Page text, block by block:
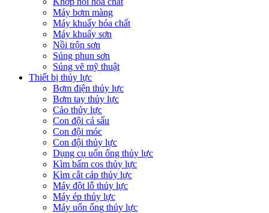
Máy bơm màng
Máy khuấy hóa chất
Máy khuấy sơn
Nồi trộn sơn
Súng phun sơn
Súng vẽ mỹ thuật
Thiết bị thủy lực
Bơm điện thủy lực
Bơm tay thủy lực
Cảo thủy lực
Con đội cá sấu
Con đội móc
Con đội thủy lực
Dụng cụ uốn ống thủy lực
Kìm bấm cos thủy lực
Kìm cắt cáp thủy lực
Máy đột lỗ thủy lực
Máy ép thủy lực
Máy uốn ống thủy lực